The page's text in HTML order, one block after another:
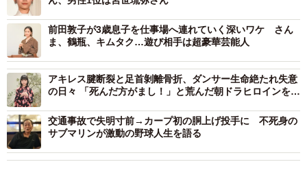
前田敦子が3歳息子を仕事場へ連れていく深いワケ さん
ま、鶴瓶、キムタク…遊び相手は超豪華芸能人
アキレス腱断裂と足首剝離骨折、ダンサー生命絶たれ失意
の日々 「死んだ方がまし！」と荒んだ朝ドラヒロインを救
交通事故で失明寸前→カープ初の胴上げ投手に 不死身の
サブマリンが激動の野球人生を語る